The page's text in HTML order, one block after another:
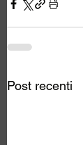
Post recenti